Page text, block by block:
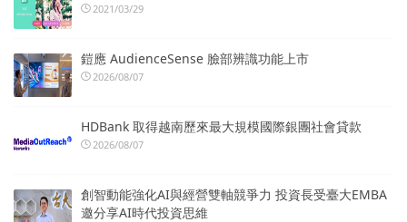
2021/03/29
鎧應 AudienceSense 臉部辨識功能上市
2026/08/07
HDBank 取得越南歷來最大規模國際銀團社會貸款
2026/08/07
創智動能強化AI與經營雙軸競爭力 投資長受臺大EMBA
邀分享AI時代投資思維